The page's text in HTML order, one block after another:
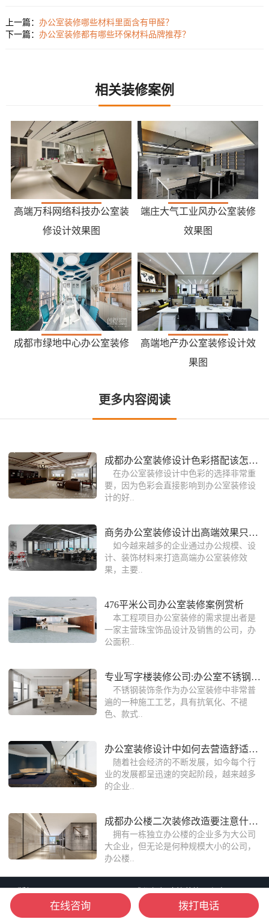
上一篇： 办公室装修哪些材料里面含有甲醛？
下一篇： 办公室装修都有哪些环保材料品牌推荐？
相关装修案例
高端万科网络科技办公室装
修设计效果图
端庄大气工业风办公室装修
效果图
成都市绿地中心办公室装修
高端地产办公室装修设计效
果图
更多内容阅读
成都办公室装修设计色彩搭配该怎么选择
在办公室装修设计中色彩的选择非常重
要，因为色彩会直接影响到办公室装修设
计的好..
商务办公室装修设计出高端效果只需懂这
如今越来越多的企业通过办公规模、设
计、装饰材料来打造高端办公室装修效
果，主要..
476平米公司办公室装修案例赏析
本工程项目办公室装修的需求提出者是
一家主营珠宝饰品设计及销售的公司，办
公面积..
专业写字楼装修公司:办公室不锈钢装饰条
不锈钢装饰条作为办公室装修中非常普
遍的一种施工工艺，具有抗氧化、不褪
色、款式..
办公室装修设计中如何去营造舒适的办公
随着社会经济的不断发展，如今每个行
业的发展都呈迅速的突起阶段，越来越多
的企业..
成都办公楼二次装修改造要注意什么？
拥有一栋独立办公楼的企业多为大公司
大企业，但无论是何种规模大小的公司，
办公楼..
版权：Copyright © 2006-2026 成都朗煜建筑装饰工程有限公司
备案：蜀ICP备16013903号-8
在线咨询 拨打电话